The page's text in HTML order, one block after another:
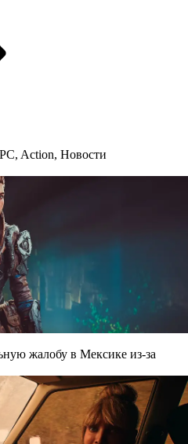
PC, Action, Новости
жалобу в Мексике из-за